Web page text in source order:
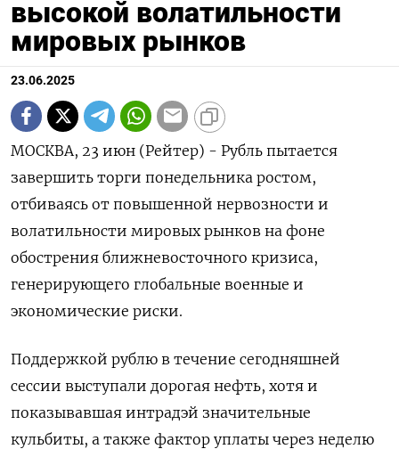
высокой волатильности
мировых рынков
23.06.2025
МОСКВА, 23 июн (Рейтер) - Рубль пытается
завершить торги понедельника ростом,
отбиваясь от повышенной нервозности и
волатильности мировых рынков на фоне
обострения ближневосточного кризиса,
генерирующего глобальные военные и
экономические риски.
Поддержкой рублю в течение сегодняшней
сессии выступали дорогая нефть, хотя и
показывавшая интрадэй значительные
кульбиты, а также фактор уплаты через неделю